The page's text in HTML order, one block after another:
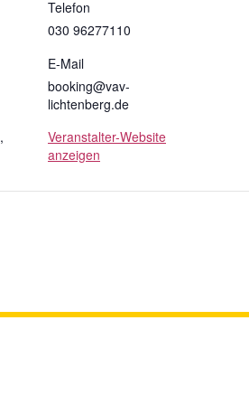
,
Telefon
030 96277110
E-Mail
booking@vav-
lichtenberg.de
Veranstalter-Website
anzeigen